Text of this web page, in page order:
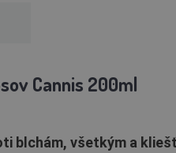
Cannis 200ml
blchám, všetkým a